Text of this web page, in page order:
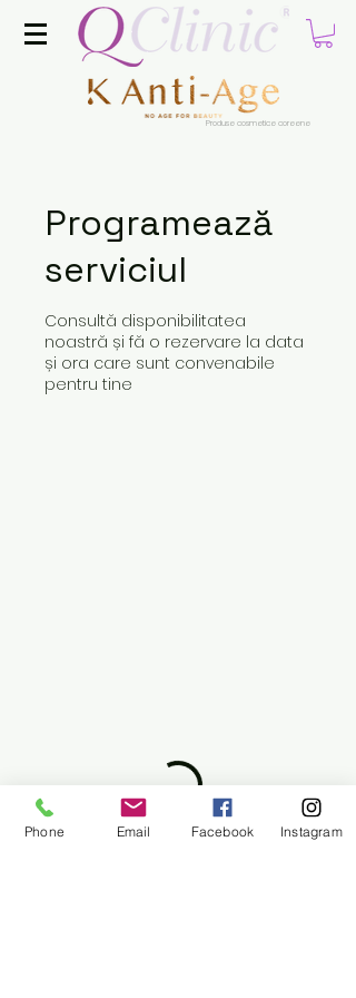
Produse cosmetice coreene
Programează
serviciul
Consultă disponibilitatea
noastră și fă o rezervare la data
și ora care sunt convenabile
pentru tine
Phone Email Facebook Instagram